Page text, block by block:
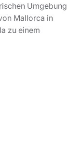
Umgebung
Mallorca in
zu einem